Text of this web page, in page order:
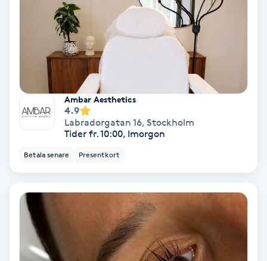
PRP (Platelet Rich Plasma)
Psoriasis
Rakning
Reflexologi
Ambar Aesthetics
4.9
Labradorgatan 16, Stockholm
Tider fr. 10:00, Imorgon
Betala senare Presentkort